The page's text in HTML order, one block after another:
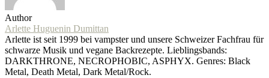
Author
Arlette Huguenin Dumittan
Arlette ist seit 1999 bei vampster und unsere Schweizer Fachfrau für
schwarze Musik und vegane Backrezepte. Lieblingsbands:
DARKTHRONE, NECROPHOBIC, ASPHYX. Genres: Black
Metal, Death Metal, Dark Metal/Rock.